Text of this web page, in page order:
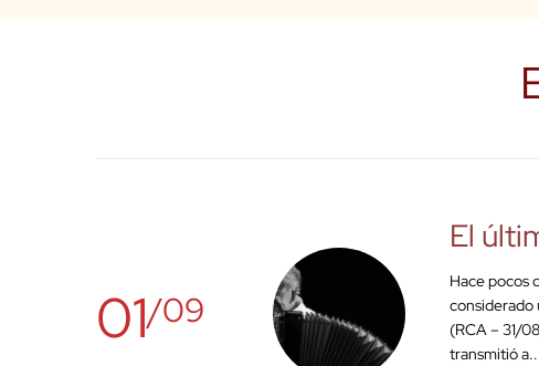
01/09
El
Hace pocos
considerado
(RCA – 31/
transmitió